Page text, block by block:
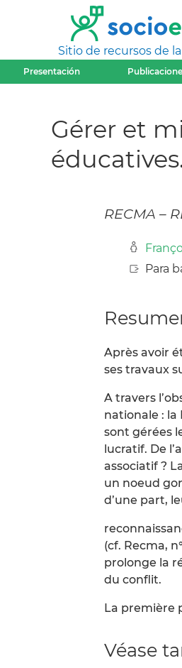
Sitio de recursos de
Presentación
Gérer et
RECMA –
Para
Après avoir
ses travaux
A travers
nationale :
sont gérées
lucratif. De
associatif ?
un noeud
d’une part,
(cf. Recma,
prolonge la
du conflit.
La première
Véase